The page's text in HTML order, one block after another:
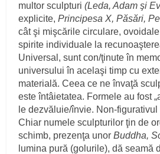
multor sculpturi(Leda, Adam şi
explicite,Principesa X, Păsări,
cât şi mişcările circulare,
spirite individuale la
Universal, sunt con/ţinute în
universului în acelaşi timp cu
materială. Ceea ce ne învaţă
este întâietatea. Formele au fost
le dezvăluie/învie. Non-
Chiar numele sculpturilor ţin de
schimb, prezenţa unorBuddha,
lumina pură (golurile), dă seamă